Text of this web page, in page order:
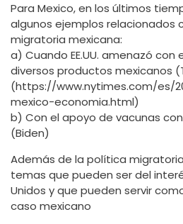
Para Mexico, en los últimos
algunos ejemplos relacionados
migratoria mexicana:
a) Cuando EE.UU. amenazó con
diversos productos mexicanos
(https://www.nytimes.com/es/
mexico-economia.html)
b) Con el apoyo de vacunas
(Biden)
Además de la política
temas que pueden ser del
Unidos y que pueden servir
caso mexicano